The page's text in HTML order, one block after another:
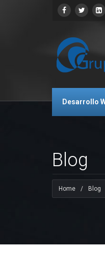
Desarrollo
Blog
Home / Blog